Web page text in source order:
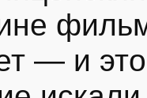
— и